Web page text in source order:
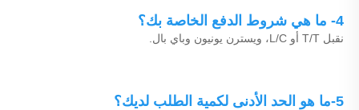
4- ما هي شروط الدفع الخاصة بك؟
نقبل T/T أو L/C، ويسترن يونيون وباي بال.
5-ما هو الحد الأدنى لكمية الطلب لديك؟